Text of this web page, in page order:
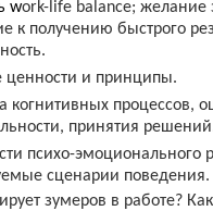
work-life balance; желание
к получению быстрого
ценности и принципы.
когнитивных процессов,
принятия
психо-эмоционального
сценарии поведения.
зумеров в работе?